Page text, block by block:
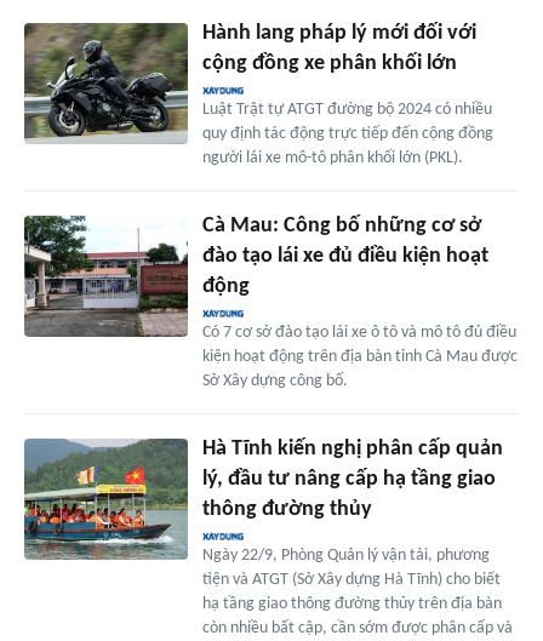
Hành lang pháp lý mới đối với
cộng đồng xe phân khối lớn
Luật Trật tự ATGT đường bộ 2024 có nhiều
quy định tác động trực tiếp đến cộng đồng
người lái xe mô-tô phân khối lớn (PKL).
Cà Mau: Công bố những cơ sở
đào tạo lái xe đủ điều kiện hoạt
động
Có 7 cơ sở đào tạo lái xe ô tô và mô tô đủ điều
kiện hoạt động trên địa bàn tỉnh Cà Mau được
Sở Xây dựng công bố.
Hà Tĩnh kiến nghị phân cấp quản
lý, đầu tư nâng cấp hạ tầng giao
thông đường thủy
Ngày 22/9, Phòng Quản lý vận tải, phương
tiện và ATGT (Sở Xây dựng Hà Tĩnh) cho biết
hạ tầng giao thông đường thủy trên địa bàn
còn nhiều bất cập, cần sớm được phân cấp và